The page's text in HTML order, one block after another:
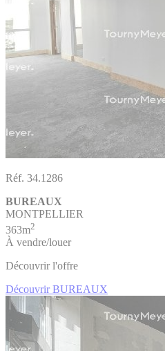
Réf. 34.1286
BUREAUX
MONTPELLIER
363m2
À vendre/louer
Découvrir l'offre
Découvrir BUREAUX